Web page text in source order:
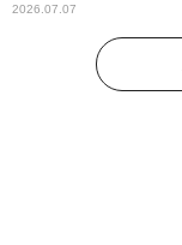
2026.07.07